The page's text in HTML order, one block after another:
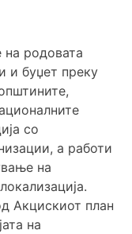
родовата
и буџет преку
со
а работи
на
Акцискиот план
на